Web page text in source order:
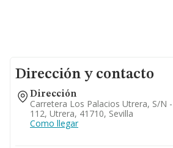
Dirección y contacto
Dirección
Carretera Los Palacios Utrera, S/n -
112, Utrera, 41710, Sevilla
Como llegar